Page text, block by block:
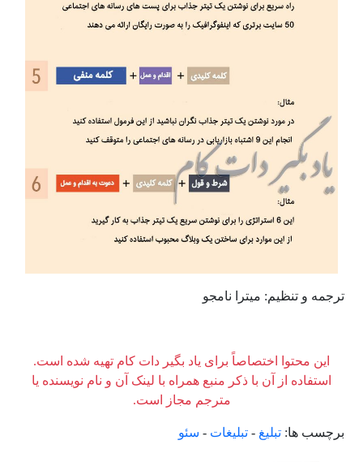
ترجمه و تنظیم: میترا نامجو
این محتوا اختصاصاً برای یاد بگیر دات کام تهیه شده است.
استفاده از آن با ذکر منبع همراه با لینک آن و نام نویسنده یا
مترجم مجاز است.
برچسب ها: تبلیغ - تبلیغات - سئو